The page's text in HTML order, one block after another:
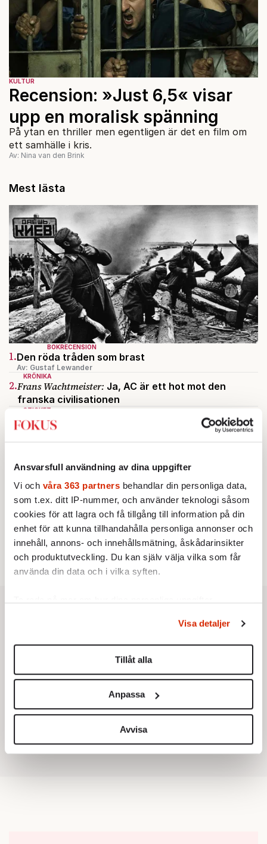
Ansvarsfull användning av dina uppgifter
Vi och våra 363 partners behandlar din personliga data,
som t.ex. ditt IP-nummer, och använder teknologi såsom
cookies för att lagra och få tillgång till information på din
enhet för att kunna tillhandahålla personliga annonser och
innehåll, annons- och innehållsmätning, åskådarinsikter
och produktutveckling. Du kan själv välja vilka som får
använda din data och i vilka syften.
Du kan ändra eller dra tillbaka ditt samtycke när som
helst från cookie-förklaringen.
Vi använder enhetsidentifierare för att anpassa innehållet
för sociala medier och analysera vår trafik. Vi
vidarebefordrar även sådana identifierare och annan
information från din enhet till de sociala medier och
annons- och analysföretag som vi samarbetar med.
Dessa kan i sin tur kombinera informationen med annan
Visa detaljer
Tillåt alla
Anpassa
Avvisa
KULTUR
Recension: »Just 6,5« visar
upp en moralisk spänning
På ytan en thriller men egentligen är det en film om
ett samhälle i kris.
Av: Nina van den Brink
Mest lästa
BOKRECENSION
1.Den röda tråden som brast
Av: Gustaf Lewander
KRÖNIKA
2.Frans Wachtmeister: Ja, AC är ett hot mot den
franska civilisationen
STICKET
3.Bitte Assarmo:
Sagan om den lågbegåvade
ursprungsbefolkningen i Filipstad
KRÖNIKA
alla om att vara arbetarklass
5.Vattenbristen är här – men var femte liter läcker
ut
Av: Susanne Gäre
6.Sakine Madon:Efter islamistdådet oroar sig
vänstern för Agnes Wold